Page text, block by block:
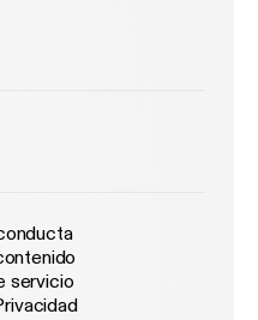
servicio